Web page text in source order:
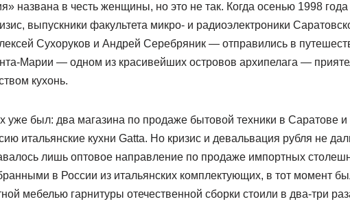
названа в честь женщины, но это не так. Когда осенью 1998 года
выпускники факультета микро- и радиоэлектроники
Сухоруков и Андрей Серебряник — отправились в
Марии — одном из красивейших островов архипелага —
кухонь.
уже был: два магазина по продаже бытовой техники в Саратове и
итальянские кухни Gatta. Но кризис и девальвация рубля не
лишь оптовое направление по продаже импортных
в России из итальянских комплектующих, в тот момент
мебелью гарнитуры отечественной сборки стоили в два-три